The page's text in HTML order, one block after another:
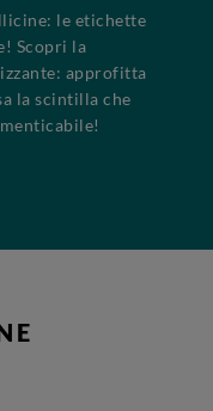
le etichette
Scopri la
approfitta
la scintilla che